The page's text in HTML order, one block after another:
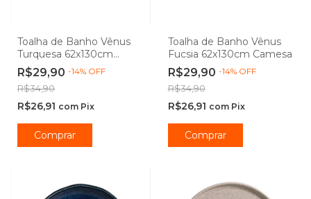
Toalha de Banho Vênus
Turquesa 62x130cm
Camesa
R$29,90 -14% OFF
R$34,90
R$26,91 com Pix
Toalha de Banho Vênus
Fucsia 62x130cm Camesa
R$29,90 -14% OFF
R$34,90
R$26,91 com Pix